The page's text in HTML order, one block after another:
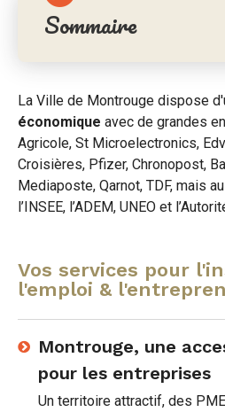
sur
sur par
mail
Sommaire
La Ville de Montrouge dispose
économique avec de grandes
Agricole, St Microelectronics,
Croisières, Pfizer, Chronopost,
Mediaposte, Qarnot, TDF, mais
l’INSEE, l’ADEM, UNEO et
Vos services pour
l'emploi &
Montrouge, une
pour les entreprises
Un territoire attractif, des